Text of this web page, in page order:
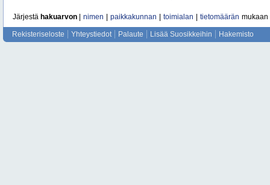
Järjestä hakuarvon nimen paikkakunnan toimialan tietomäärän mukaan
Rekisteriseloste Yhteystiedot Palaute Lisää Suosikkeihin Hakemisto